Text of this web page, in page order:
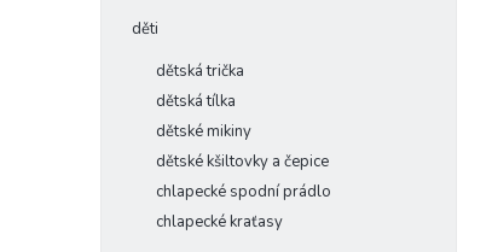
děti
dětská trička
dětská tílka
dětské mikiny
dětské kšiltovky a čepice
chlapecké spodní prádlo
chlapecké kraťasy